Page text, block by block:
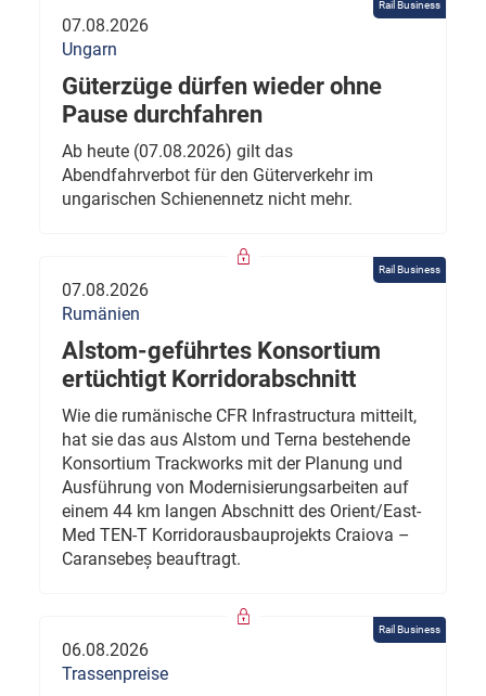
Rail Business
07.08.2026
Ungarn
Güterzüge dürfen wieder ohne
Pause durchfahren
Ab heute (07.08.2026) gilt das
Abendfahrverbot für den Güterverkehr im
ungarischen Schienennetz nicht mehr.
Rail Business
07.08.2026
Rumänien
Alstom-geführtes Konsortium
ertüchtigt Korridorabschnitt
Wie die rumänische CFR Infrastructura mitteilt,
hat sie das aus Alstom und Terna bestehende
Konsortium Trackworks mit der Planung und
Ausführung von Modernisierungsarbeiten auf
einem 44 km langen Abschnitt des Orient/East-
Med TEN-T Korridorausbauprojekts Craiova –
Caransebeș beauftragt.
Rail Business
06.08.2026
Trassenpreise